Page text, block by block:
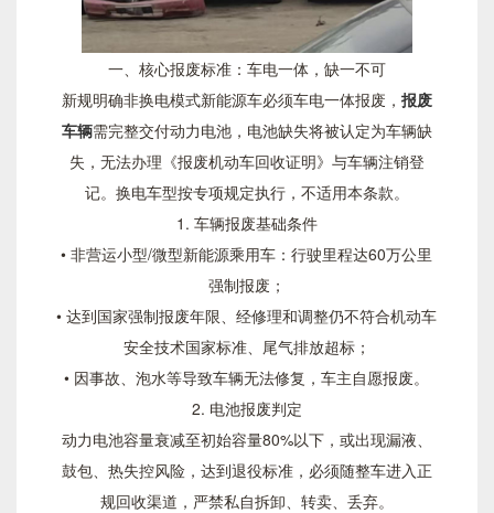
一、核心报废标准：车电一体，缺一不可
新规明确非换电模式新能源车必须车电一体报废， 报废
车辆需完整交付动力电池，电池缺失将被认定为车辆缺
失，无法办理《报废机动车回收证明》与车辆注销登
记。换电车型按专项规定执行，不适用本条款。
1. 车辆报废基础条件
• 非营运小型/微型新能源乘用车：行驶里程达60万公里
强制报废；
• 达到国家强制报废年限、经修理和调整仍不符合机动车
安全技术国家标准、尾气排放超标；
• 因事故、泡水等导致车辆无法修复，车主自愿报废。
2. 电池报废判定
动力电池容量衰减至初始容量80%以下，或出现漏液、
鼓包、热失控风险，达到退役标准，必须随整车进入正
规回收渠道，严禁私自拆卸、转卖、丢弃。